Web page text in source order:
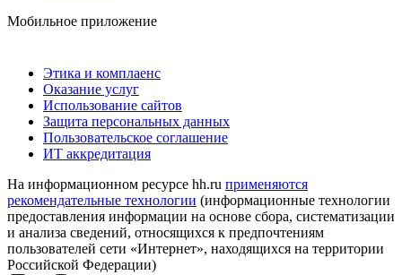
Мобильное приложение
Этика и комплаенс
Оказание услуг
Использование сайтов
Защита персональных данных
Пользовательское соглашение
ИТ аккредитация
На информационном ресурсе hh.ru применяются
рекомендательные технологии (информационные технологии
предоставления информации на основе сбора, систематизации
и анализа сведений, относящихся к предпочтениям
пользователей сети «Интернет», находящихся на территории
Российской Федерации)